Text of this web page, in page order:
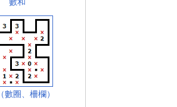
數和
數圈、柵欄）